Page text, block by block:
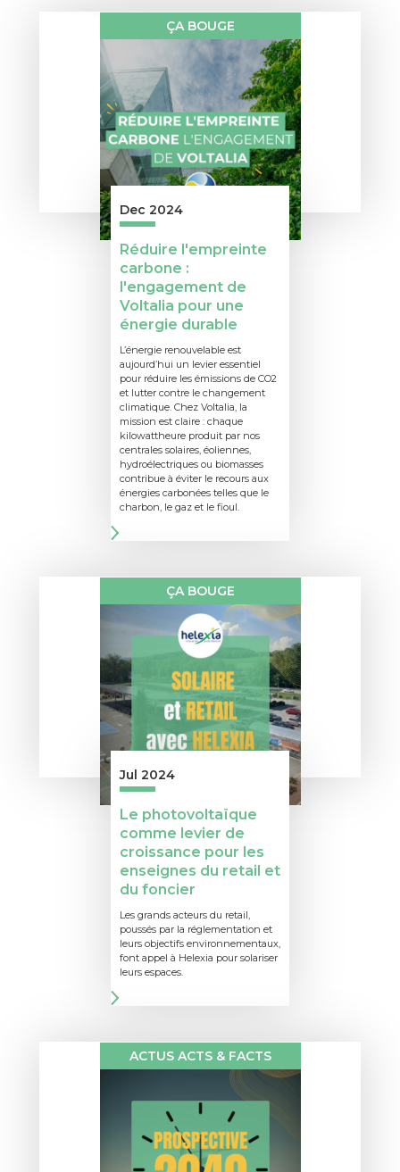
ÇA BOUGE
Dec 2024
Réduire l'empreinte
carbone :
l'engagement de
Voltalia pour une
énergie durable
L’énergie renouvelable est
aujourd’hui un levier essentiel
pour réduire les émissions de CO2
et lutter contre le changement
climatique. Chez Voltalia, la
mission est claire : chaque
kilowattheure produit par nos
centrales solaires, éoliennes,
hydroélectriques ou biomasses
contribue à éviter le recours aux
énergies carbonées telles que le
charbon, le gaz et le fioul.
ÇA BOUGE
Jul 2024
Le photovoltaïque
comme levier de
croissance pour les
enseignes du retail et
du foncier
Les grands acteurs du retail,
poussés par la réglementation et
leurs objectifs environnementaux,
font appel à Helexia pour solariser
leurs espaces.
ACTUS ACTS & FACTS